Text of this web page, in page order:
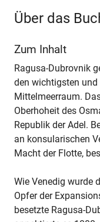
Über das
Zum Inhalt
Ragusa-Dubrovnik
den wichtigsten und
Mittelmeerraum.
Oberhoheit des
Republik der Adel.
an konsularischen
Macht der Flotte,
Wie Venedig wurde
Opfer der
besetzte Ragusa-